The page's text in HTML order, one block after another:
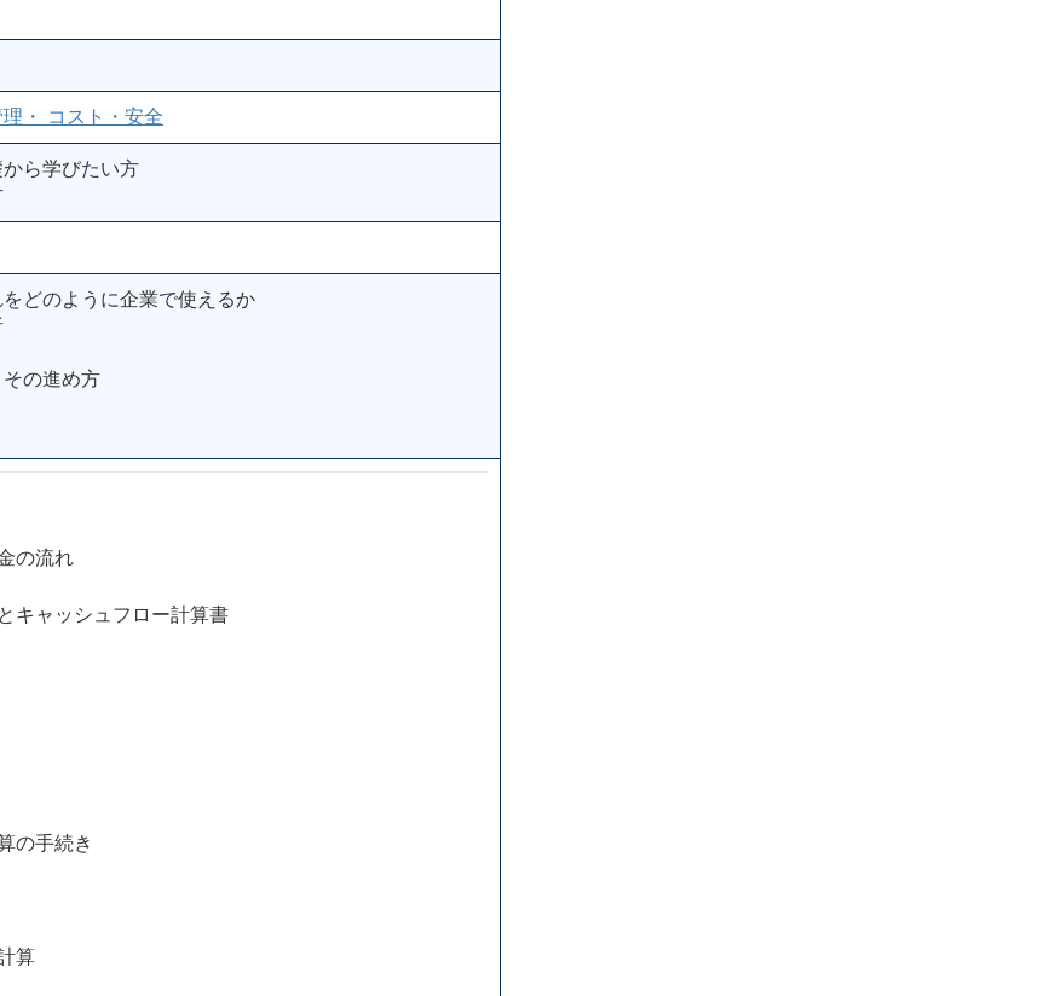
・ コスト・安全
ら学びたい方
どのように企業で使えるか
その進め方
の流れ
キャッシュフロー計算書
の手続き
算